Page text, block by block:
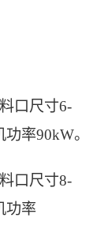
口尺寸6-
率90kW。
口尺寸8-
功率